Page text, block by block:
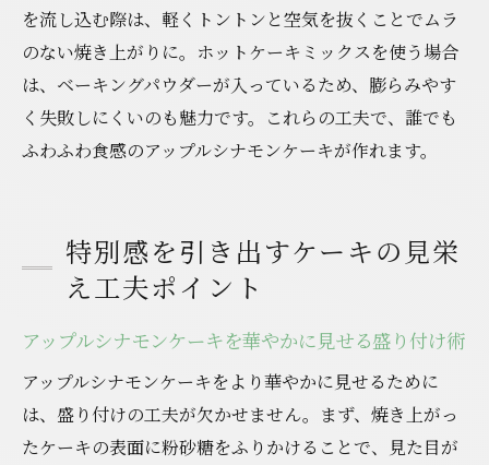
を流し込む際は、軽くトントンと空気を抜くことでムラ
のない焼き上がりに。ホットケーキミックスを使う場合
は、ベーキングパウダーが入っているため、膨らみやす
く失敗しにくいのも魅力です。これらの工夫で、誰でも
ふわふわ食感のアップルシナモンケーキが作れます。
特別感を引き出すケーキの見栄
え工夫ポイント
アップルシナモンケーキを華やかに見せる盛り付け術
アップルシナモンケーキをより華やかに見せるために
は、盛り付けの工夫が欠かせません。まず、焼き上がっ
たケーキの表面に粉砂糖をふりかけることで、見た目が